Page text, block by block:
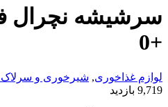
سرشیشه نچرال
+0
لوازم غذاخوری, شیرخوری و
9,719 بازدید